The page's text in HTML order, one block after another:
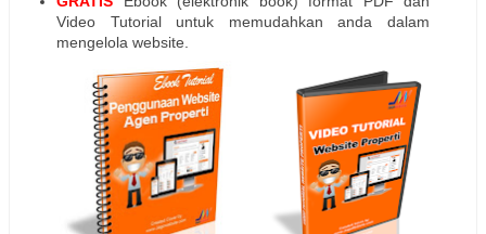
Video Tutorial untuk memudahkan anda dalam
mengelola website.